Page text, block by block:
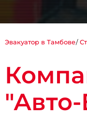
Эвакуатор в Тамбове